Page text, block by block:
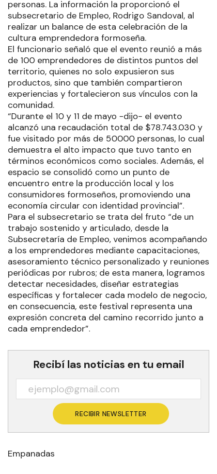
personas. La información la proporcionó el
subsecretario de Empleo, Rodrigo Sandoval, al
realizar un balance de esta celebración de la
cultura emprendedora formoseña.
El funcionario señaló que el evento reunió a más
de 100 emprendedores de distintos puntos del
territorio, quienes no solo expusieron sus
productos, sino que también compartieron
experiencias y fortalecieron sus vínculos con la
comunidad.
“Durante el 10 y 11 de mayo -dijo- el evento
alcanzó una recaudación total de $78.743.030 y
fue visitado por más de 50000 personas, lo cual
demuestra el alto impacto que tuvo tanto en
términos económicos como sociales. Además, el
espacio se consolidó como un punto de
encuentro entre la producción local y los
consumidores formoseños, promoviendo una
economía circular con identidad provincial”.
Para el subsecretario se trata del fruto “de un
trabajo sostenido y articulado, desde la
Subsecretaría de Empleo, venimos acompañando
a los emprendedores mediante capacitaciones,
asesoramiento técnico personalizado y reuniones
periódicas por rubros; de esta manera, logramos
detectar necesidades, diseñar estrategias
específicas y fortalecer cada modelo de negocio,
en consecuencia, este festival representa una
expresión concreta del camino recorrido junto a
cada emprendedor”.
Recibí las noticias en tu email
RECIBIR NEWSLETTER
Empanadas